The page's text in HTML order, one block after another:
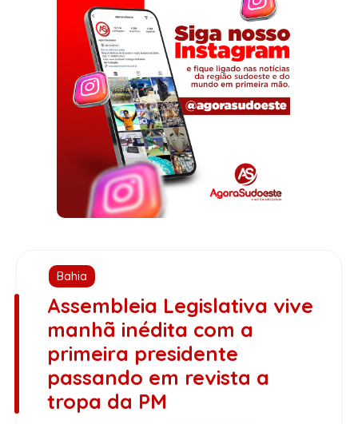
Bahia
Assembleia Legislativa vive
manhã inédita com a
primeira presidente
passando em revista a
tropa da PM